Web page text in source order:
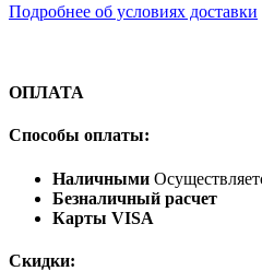
Подробнее об условиях доставки
ОПЛАТА
Способы оплаты:
Наличными
Безналичный расчет
Карты VISA
Скидки: